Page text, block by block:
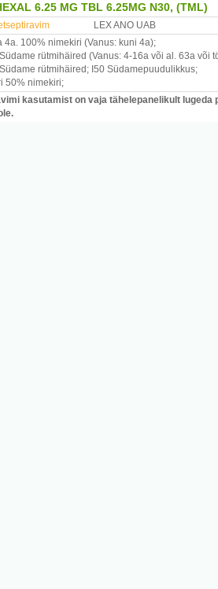
6.25 MG TBL 6.25MG N30, (TML)
LEX ANO UAB
4a. 100% nimekiri (Vanus: kuni 4a);
Südame rütmihäired (Vanus: 4-16a või al. 63a või
Südame rütmihäired ; I50 Südamepuudulikkus;
50% nimekiri;
kasutamist on vaja tähelepanelikult